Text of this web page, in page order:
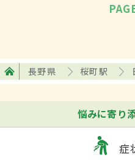
長野県 桜町駅
悩みに寄り
症